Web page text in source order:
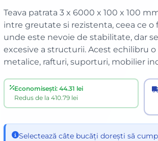
Teava patrata 3 x 6000 x 100 x 100
intre greutate si rezistenta, ceea ce
unde este nevoie de stabilitate, dar
excesive a structurii. Acest echilibru
metalice, rafturi, suporturi, mobilier
Economisești: 44.31 lei
Redus de la 410.79 lei
Selectează câte bucăți dorești să